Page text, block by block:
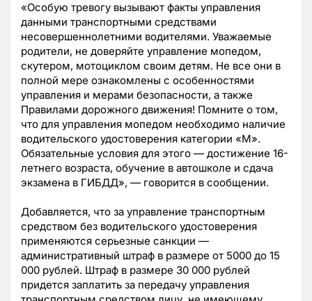
«Особую тревогу вызывают факты управления
данными транспортными средствами
несовершеннолетними водителями. Уважаемые
родители, не доверяйте управление мопедом,
скутером, мотоциклом своим детям. Не все они в
полной мере ознакомлены с особенностями
управления и мерами безопасности, а также
Правилами дорожного движения! Помните о том,
что для управления мопедом необходимо наличие
водительского удостоверения категории «М».
Обязательные условия для этого — достижение 16-
летнего возраста, обучение в автошколе и сдача
экзамена в ГИБДД», — говорится в сообщении.
Добавляется, что за управление транспортным
средством без водительского удостоверения
применяются серьезные санкции —
административный штраф в размере от 5000 до 15
000 рублей. Штраф в размере 30 000 рублей
придется заплатить за передачу управления